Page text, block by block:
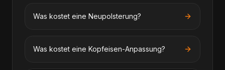
Was kostet eine Neupolsterung?
Was kostet eine Kopfeisen-Anpassung?